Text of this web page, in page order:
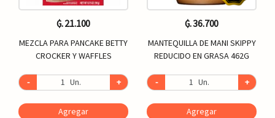
₲. 21.100
MEZCLA PARA PANCAKE BETTY
CROCKER Y WAFFLES
- Un. +
Agregar
₲. 36.700
MANTEQUILLA DE MANI SKIPPY
REDUCIDO EN GRASA 462G
- Un. +
Agregar